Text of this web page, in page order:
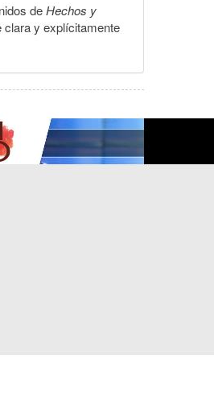
deHechos y
clara y explícitamente